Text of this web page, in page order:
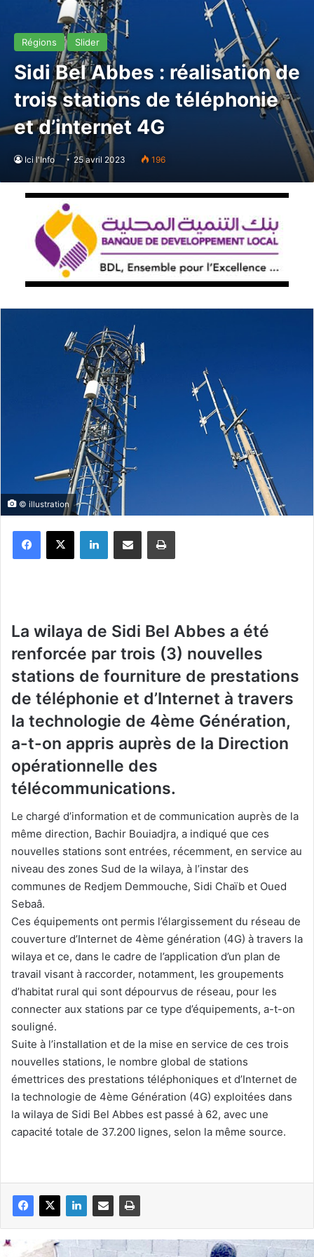
Régions Slider
Sidi Bel Abbes : réalisation de
trois stations de téléphonie
et d’internet 4G
Ici l'Info 25 avril 2023 196
© illustration
La wilaya de Sidi Bel Abbes a été
renforcée par trois (3) nouvelles
stations de fourniture de prestations
de téléphonie et d’Internet à travers
la technologie de 4ème Génération,
a-t-on appris auprès de la Direction
opérationnelle des
télécommunications.
Le chargé d’information et de communication auprès de la
même direction, Bachir Bouiadjra, a indiqué que ces
nouvelles stations sont entrées, récemment, en service au
niveau des zones Sud de la wilaya, à l’instar des
communes de Redjem Demmouche, Sidi Chaïb et Oued
Sebaâ.
Ces équipements ont permis l’élargissement du réseau de
couverture d’Internet de 4ème génération (4G) à travers la
wilaya et ce, dans le cadre de l’application d’un plan de
travail visant à raccorder, notamment, les groupements
d’habitat rural qui sont dépourvus de réseau, pour les
connecter aux stations par ce type d’équipements, a-t-on
souligné.
Suite à l’installation et de la mise en service de ces trois
nouvelles stations, le nombre global de stations
émettrices des prestations téléphoniques et d’Internet de
la technologie de 4ème Génération (4G) exploitées dans
la wilaya de Sidi Bel Abbes est passé à 62, avec une
capacité totale de 37.200 lignes, selon la même source.